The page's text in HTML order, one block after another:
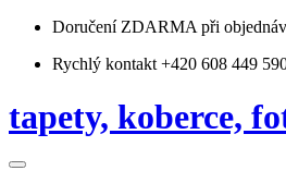
Doručení ZDARMA při
Rychlý kontakt +420 608 449
tapety, koberce,